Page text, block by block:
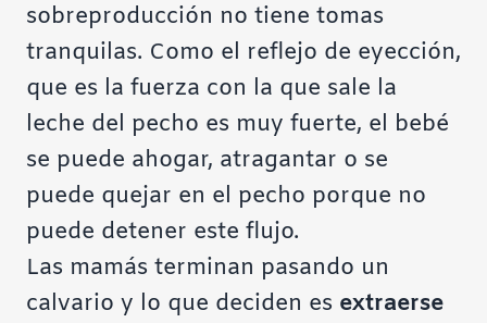
sobreproducción no tiene tomas
tranquilas. Como el reflejo de eyección,
que es la fuerza con la que sale la
leche del pecho es muy fuerte, el bebé
se puede ahogar, atragantar o se
puede quejar en el pecho porque no
puede detener este flujo.
Las mamás terminan pasando un
calvario y lo que deciden es extraerse